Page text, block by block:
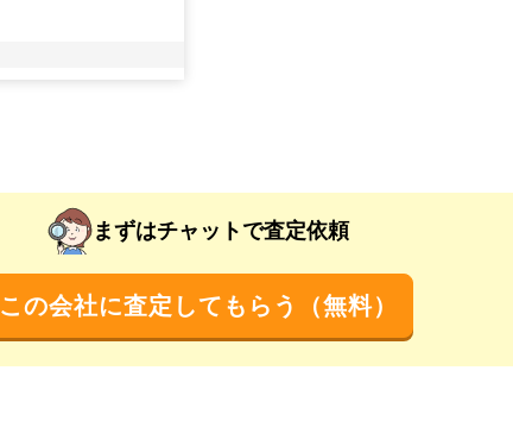
まずはチャットで査定依頼
この会社に査定してもらう（無料）